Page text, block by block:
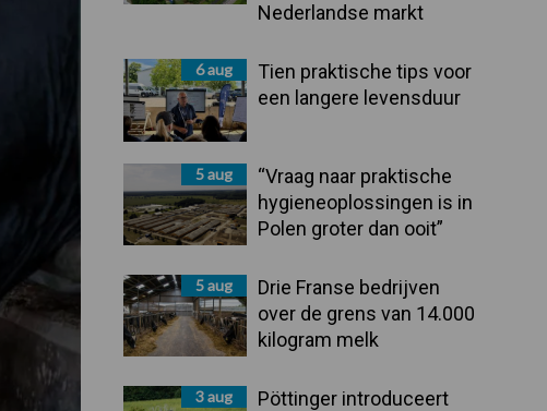
Nederlandse markt
6 aug
Tien praktische tips voor
een langere levensduur
5 aug
“Vraag naar praktische
hygieneoplossingen is in
Polen groter dan ooit”
5 aug
Drie Franse bedrijven
over de grens van 14.000
kilogram melk
3 aug
Pöttinger introduceert